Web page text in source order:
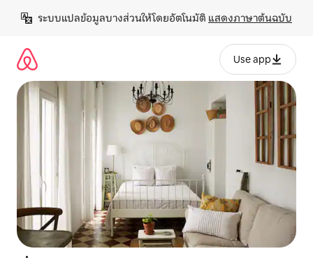
เนื้อหา
ระบบแปลข้อมูลบางส่วนให้โดยอัตโนมัติ แสดงภาษาต้นฉบับ
Use app